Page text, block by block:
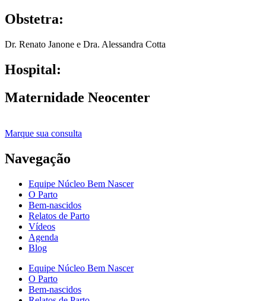
Obstetra:
Dr. Renato Janone e Dra. Alessandra Cotta
Hospital:
Maternidade Neocenter
Marque sua consulta
Navegação
Equipe Núcleo Bem Nascer
O Parto
Bem-nascidos
Relatos de Parto
Vídeos
Agenda
Blog
Equipe Núcleo Bem Nascer
O Parto
Bem-nascidos